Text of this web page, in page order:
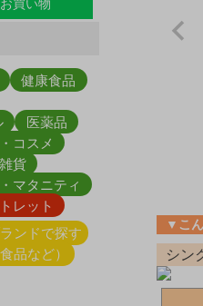
買い物
健康食品
医薬品
コスメ
貨
マタニティ
レット
ンドで探す
品など）
▼こ
シン